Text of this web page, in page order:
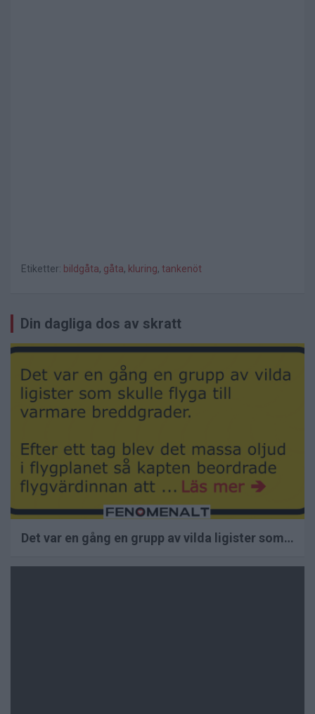
Etiketter: bildgåta, gåta, kluring, tankenöt
Inläggsnavigering
Din dagliga dos av skratt
Det var en gång en grupp av vilda ligister som…